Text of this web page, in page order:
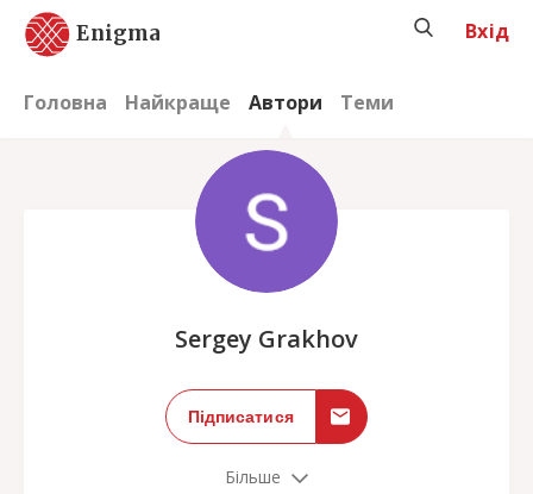
Enigma
Головна Найкраще Автори Теми
Вхід
Sergey Grakhov
Підписатися
Більше